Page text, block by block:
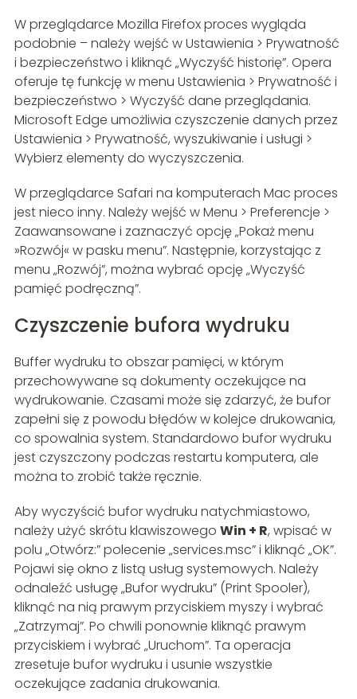
W przeglądarce Mozilla Firefox proces wygląda
podobnie – należy wejść w Ustawienia > Prywatność
i bezpieczeństwo i kliknąć „Wyczyść historię”. Opera
oferuje tę funkcję w menu Ustawienia > Prywatność i
bezpieczeństwo > Wyczyść dane przeglądania.
Microsoft Edge umożliwia czyszczenie danych przez
Ustawienia > Prywatność, wyszukiwanie i usługi >
Wybierz elementy do wyczyszczenia.
W przeglądarce Safari na komputerach Mac proces
jest nieco inny. Należy wejść w Menu > Preferencje >
Zaawansowane i zaznaczyć opcję „Pokaż menu
»Rozwój« w pasku menu”. Następnie, korzystając z
menu „Rozwój”, można wybrać opcję „Wyczyść
pamięć podręczną”.
Czyszczenie bufora wydruku
Buffer wydruku to obszar pamięci, w którym
przechowywane są dokumenty oczekujące na
wydrukowanie. Czasami może się zdarzyć, że bufor
zapełni się z powodu błędów w kolejce drukowania,
co spowalnia system. Standardowo bufor wydruku
jest czyszczony podczas restartu komputera, ale
można to zrobić także ręcznie.
Aby wyczyścić bufor wydruku natychmiastowo,
należy użyć skrótu klawiszowego Win + R, wpisać w
polu „Otwórz:” polecenie „services.msc” i kliknąć „OK”.
Pojawi się okno z listą usług systemowych. Należy
odnaleźć usługę „Bufor wydruku” (Print Spooler),
kliknąć na nią prawym przyciskiem myszy i wybrać
„Zatrzymaj”. Po chwili ponownie kliknąć prawym
przyciskiem i wybrać „Uruchom”. Ta operacja
zresetuje bufor wydruku i usunie wszystkie
oczekujące zadania drukowania.